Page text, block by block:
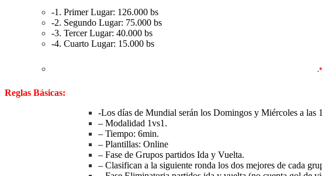
-1. Primer Lugar: 126.000 bs
-2. Segundo Lugar: 75.000 bs
-3. Tercer Lugar: 40.000 bs
-4. Cuarto Lugar: 15.000 bs
.
Reglas Básicas:
-Los días de Mundial serán los Domingos y Miércoles a las
– Modalidad 1vs1.
– Tiempo: 6min.
– Plantillas: Online
– Fase de Grupos partidos Ida y Vuelta.
– Clasifican a la siguiente ronda los dos mejores de cada